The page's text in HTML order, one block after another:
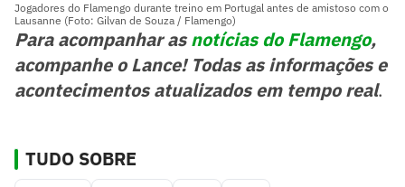
Jogadores do Flamengo durante treino em Portugal antes de amistoso com o
Lausanne (Foto: Gilvan de Souza / Flamengo)
Para acompanhar asnotícias do Flamengo,
acompanhe o Lance! Todas as informações e
acontecimentos atualizados em tempo real.
TUDO SOBRE